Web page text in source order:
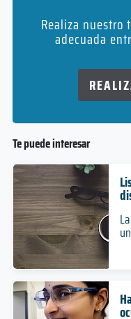
Realiza nuestro
adecuada
Te puede interesar